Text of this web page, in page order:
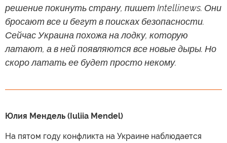
решение покинуть страну, пишет Intellinews. Они
бросают все и бегут в поисках безопасности.
Сейчас Украина похожа на лодку, которую
латают, а в ней появляются все новые дыры. Но
скоро латать ее будет просто некому.
Юлия Мендель (Iuliia Mendel)
На пятом году конфликта на Украине наблюдается